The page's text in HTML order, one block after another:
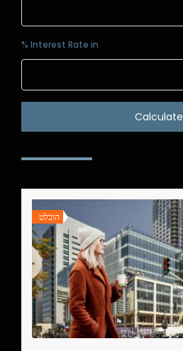
Interest Rate in %
Calculate
הובלט